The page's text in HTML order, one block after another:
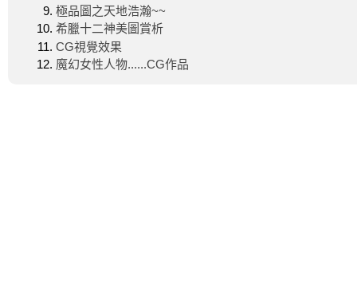
極品圖之天地浩瀚~~
希臘十二神美圖賞析
CG視覺效果
魔幻女性人物......CG作品